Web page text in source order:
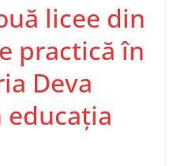
licee din
practică în
Deva
educația